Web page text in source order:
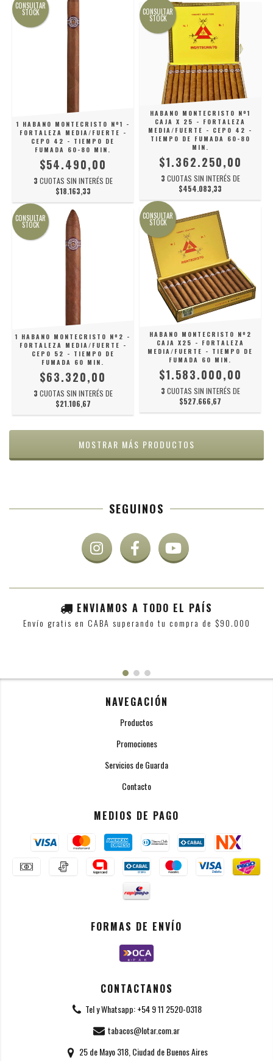
CONSULTAR
STOCK
1 HABANO MONTECRISTO Nº1 -
FORTALEZA MEDIA/FUERTE -
CEPO 42 - TIEMPO DE
FUMADA 60-80 MIN.
$54.490,00
3 CUOTAS SIN INTERÉS DE
$18.163,33
CONSULTAR
STOCK
HABANO MONTECRISTO Nº1
CAJA X 25 - FORTALEZA
MEDIA/FUERTE - CEPO 42 -
TIEMPO DE FUMADA 60-80
MIN.
$1.362.250,00
3 CUOTAS SIN INTERÉS DE
$454.083,33
CONSULTAR
STOCK
1 HABANO MONTECRISTO Nº2 -
FORTALEZA MEDIA/FUERTE -
CEPO 52 - TIEMPO DE
FUMADA 60 MIN.
$63.320,00
3 CUOTAS SIN INTERÉS DE
$21.106,67
CONSULTAR
STOCK
HABANO MONTECRISTO Nº2
CAJA X25 - FORTALEZA
MEDIA/FUERTE - TIEMPO DE
FUMADA 60 MIN.
$1.583.000,00
3 CUOTAS SIN INTERÉS DE
$527.666,67
MOSTRAR MÁS PRODUCTOS
SEGUINOS
ENVIAMOS A TODO EL PAÍS
Envío gratis en CABA superando tu compra de $90.000
NAVEGACIÓN
Productos
Promociones
Servicios de Guarda
Contacto
MEDIOS DE PAGO
FORMAS DE ENVÍO
CONTACTANOS
Tel y Whatsapp: +54 9 11 2520-0318
tabacos@lotar.com.ar
25 de Mayo 318, Ciudad de Buenos Aires